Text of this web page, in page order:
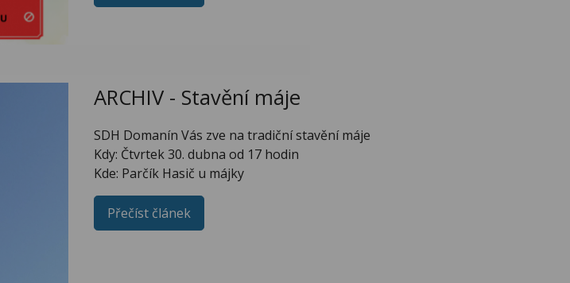
ARCHIV - Stavění máje
SDH Domanín Vás zve na tradiční stavění máje
Kdy: Čtvrtek 30. dubna od 17 hodin
Kde: Parčík Hasič u májky
Přečíst článek